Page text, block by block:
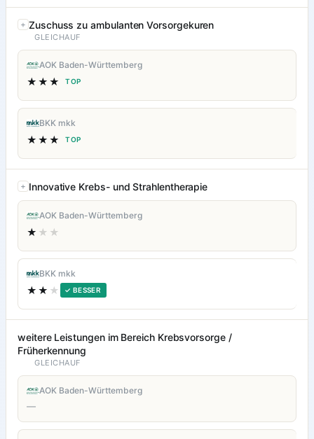
Zuschuss zu ambulanten Vorsorgekuren
GLEICHAUF
AOK Baden-Württemberg
★★★ TOP
BKK mkk
★★★ TOP
Innovative Krebs- und Strahlentherapie
AOK Baden-Württemberg
★ ★★
BKK mkk
★★ ★ ✓ BESSER
weitere Leistungen im Bereich Krebsvorsorge /
Früherkennung
GLEICHAUF
AOK Baden-Württemberg
—